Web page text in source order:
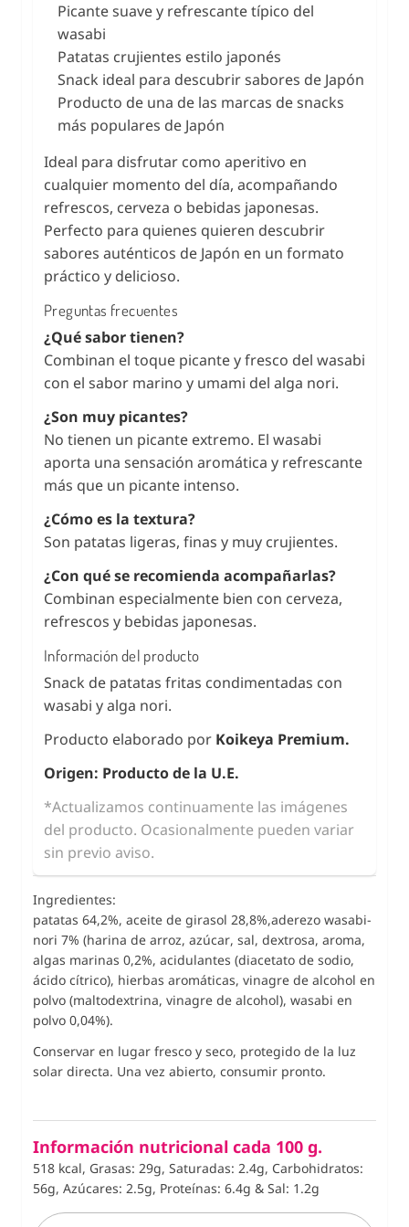
Picante suave y refrescante típico del
wasabi
Patatas crujientes estilo japonés
Snack ideal para descubrir sabores de Japón
Producto de una de las marcas de snacks
más populares de Japón
Ideal para disfrutar como aperitivo en
cualquier momento del día, acompañando
refrescos, cerveza o bebidas japonesas.
Perfecto para quienes quieren descubrir
sabores auténticos de Japón en un formato
práctico y delicioso.
Preguntas frecuentes
¿Qué sabor tienen?
Combinan el toque picante y fresco del wasabi
con el sabor marino y umami del alga nori.
¿Son muy picantes?
No tienen un picante extremo. El wasabi
aporta una sensación aromática y refrescante
más que un picante intenso.
¿Cómo es la textura?
Son patatas ligeras, finas y muy crujientes.
¿Con qué se recomienda acompañarlas?
Combinan especialmente bien con cerveza,
refrescos y bebidas japonesas.
Información del producto
Snack de patatas fritas condimentadas con
wasabi y alga nori.
Producto elaborado por Koikeya Premium.
Origen: Producto de la U.E.
*Actualizamos continuamente las imágenes
del producto. Ocasionalmente pueden variar
sin previo aviso.
Ingredientes:
patatas 64,2%, aceite de girasol 28,8%,aderezo wasabi-
nori 7% (harina de arroz, azúcar, sal, dextrosa, aroma,
algas marinas 0,2%, acidulantes (diacetato de sodio,
ácido cítrico), hierbas aromáticas, vinagre de alcohol en
polvo (maltodextrina, vinagre de alcohol), wasabi en
polvo 0,04%).
Conservar en lugar fresco y seco, protegido de la luz
solar directa. Una vez abierto, consumir pronto.
Información nutricional cada 100 g.
518 kcal, Grasas: 29g, Saturadas: 2.4g, Carbohidratos:
56g, Azúcares: 2.5g, Proteínas: 6.4g & Sal: 1.2g